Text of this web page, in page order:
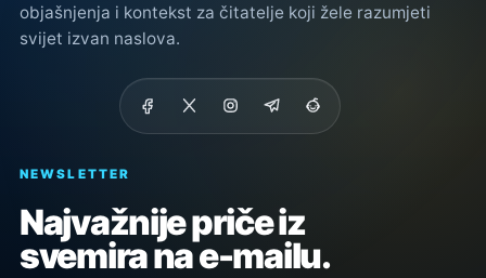
objašnjenja i kontekst za čitatelje koji žele razumjeti
svijet izvan naslova.
NEWSLETTER
Najvažnije priče iz
svemira na e-mailu.